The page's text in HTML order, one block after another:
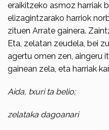
eraikitzeko asmoz harriak
elizagintzara­ko harriok
zituen Arrate gainera.
Eta, zelatan zeudela, bei
agertu omen zen, aingeru
gainean zela, eta harriak
Aida, txuri ta belio;
zelataka dagoanari